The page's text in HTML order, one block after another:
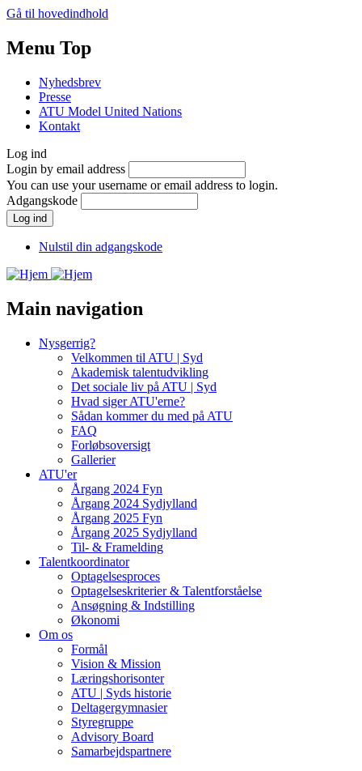
Gå til hovedindhold
Menu Top
Nyhedsbrev
Presse
ATU Model United Nations
Kontakt
Log ind
Login by email address
You can use your username or email address to login.
Adgangskode
Nulstil din adgangskode
Main navigation
Nysgerrig?
Velkommen til ATU | Syd
Akademisk talentudvikling
Det sociale liv på ATU | Syd
Hvad siger ATU'erne?
Sådan kommer du med på ATU
FAQ
Forløbsoversigt
Gallerier
ATU'er
Årgang 2024 Fyn
Årgang 2024 Sydjylland
Årgang 2025 Fyn
Årgang 2025 Sydjylland
Til- & Framelding
Talentkoordinator
Optagelsesproces
Optagelseskriterier & Talentforståelse
Ansøgning & Indstilling
Økonomi
Om os
Formål
Vision & Mission
Læringshorisonter
ATU | Syds historie
Deltagergymnasier
Styregruppe
Advisory Board
Samarbejdspartnere